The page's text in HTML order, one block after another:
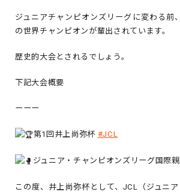
ジュニアチャンピオンズリーグに変わる前
の世界チャンピオンが輩出されています。
歴史的大会とされるでしょう。
下記大会概要
ーーー
第1回井上尚弥杯 #JCL
ジュニア・チャンピオンズリーグ国際
この度、井上尚弥杯として、JCL（ジュニ